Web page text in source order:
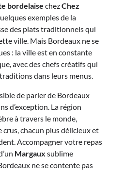
bordelaise chezChez
exemples de la
des plats traditionnels qui
ville. Mais Bordeaux ne se
: la ville est en constante
avec des chefs créatifs qui
dans leurs menus.
de parler de Bordeaux
d’exception. La région
à travers le monde,
chacun plus délicieux et
Accompagner votre repas
Margaux sublime
ne se contente pas